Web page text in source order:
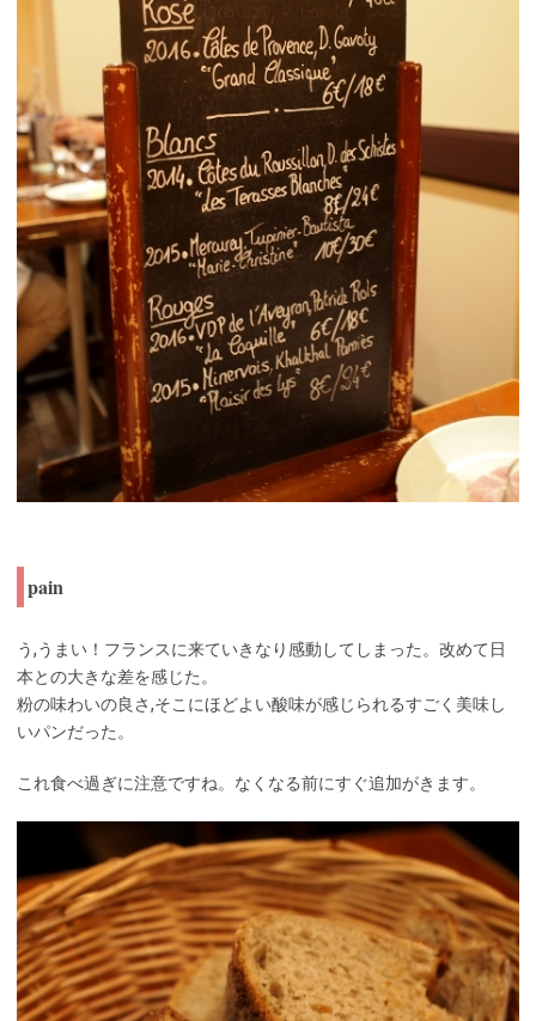
pain
う,うまい！フランスに来ていきなり感動してしまった。改めて日
本との大きな差を感じた。
粉の味わいの良さ,そこにほどよい酸味が感じられるすごく美味し
いパンだった。
これ食べ過ぎに注意ですね。なくなる前にすぐ追加がきます。